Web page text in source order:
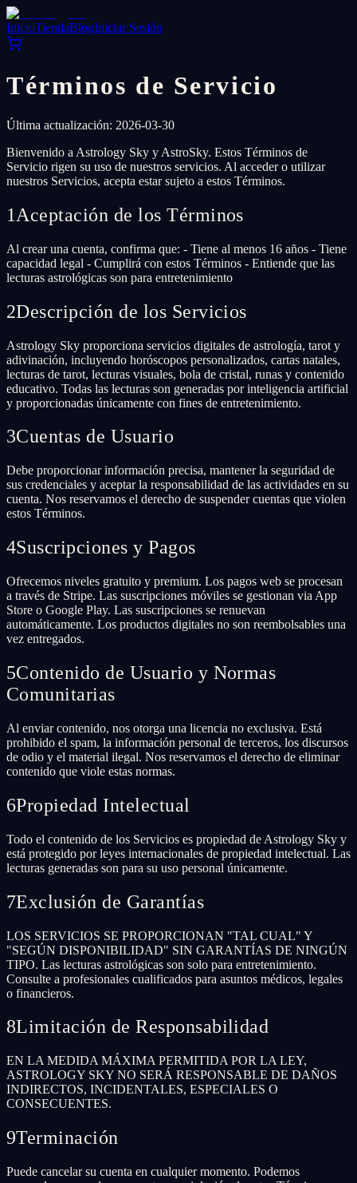
InicioTiendaBlogIniciar Sesión
Términos de Servicio
Última actualización: 2026-03-30
Bienvenido a Astrology Sky y AstroSky. Estos Términos de
Servicio rigen su uso de nuestros servicios. Al acceder o utilizar
nuestros Servicios, acepta estar sujeto a estos Términos.
1 Aceptación de los Términos
Al crear una cuenta, confirma que: - Tiene al menos 16 años - Tiene
capacidad legal - Cumplirá con estos Términos - Entiende que las
lecturas astrológicas son para entretenimiento
2Descripción de los Servicios
Astrology Sky proporciona servicios digitales de astrología, tarot y
adivinación, incluyendo horóscopos personalizados, cartas natales,
lecturas de tarot, lecturas visuales, bola de cristal, runas y contenido
educativo. Todas las lecturas son generadas por inteligencia artificial
y proporcionadas únicamente con fines de entretenimiento.
3Cuentas de Usuario
Debe proporcionar información precisa, mantener la seguridad de
sus credenciales y aceptar la responsabilidad de las actividades en su
cuenta. Nos reservamos el derecho de suspender cuentas que violen
estos Términos.
4Suscripciones y Pagos
Ofrecemos niveles gratuito y premium. Los pagos web se procesan
a través de Stripe. Las suscripciones móviles se gestionan via App
Store o Google Play. Las suscripciones se renuevan
automáticamente. Los productos digitales no son reembolsables una
vez entregados.
5Contenido de Usuario y Normas
Comunitarias
Al enviar contenido, nos otorga una licencia no exclusiva. Está
prohibido el spam, la información personal de terceros, los discursos
de odio y el material ilegal. Nos reservamos el derecho de eliminar
contenido que viole estas normas.
6Propiedad Intelectual
Todo el contenido de los Servicios es propiedad de Astrology Sky y
está protegido por leyes internacionales de propiedad intelectual. Las
lecturas generadas son para su uso personal únicamente.
7Exclusión de Garantías
LOS SERVICIOS SE PROPORCIONAN "TAL CUAL" Y
"SEGÚN DISPONIBILIDAD" SIN GARANTÍAS DE NINGÚN
TIPO. Las lecturas astrológicas son solo para entretenimiento.
Consulte a profesionales cualificados para asuntos médicos, legales
o financieros.
8Limitación de Responsabilidad
EN LA MEDIDA MÁXIMA PERMITIDA POR LA LEY,
ASTROLOGY SKY NO SERÁ RESPONSABLE DE DAÑOS
INDIRECTOS, INCIDENTALES, ESPECIALES O
CONSECUENTES.
9Terminación
Puede cancelar su cuenta en cualquier momento. Podemos